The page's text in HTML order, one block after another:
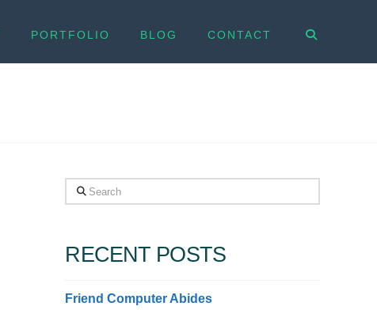
PORTFOLIO BLOG CONTACT
Search
RECENT POSTS
Friend Computer Abides